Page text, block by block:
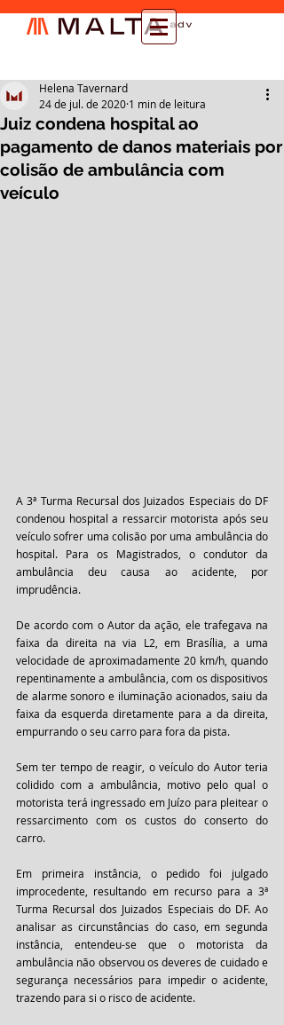
Juiz condena hospital ao
pagamento de danos materiais por
colisão de ambulância com
veículo
Helena Tavernard
24 de jul. de 2020 1 min de leitura
A 3ª Turma Recursal dos Juizados Especiais do DF
condenou hospital a ressarcir motorista após seu
veículo sofrer uma colisão por uma ambulância do
hospital. Para os Magistrados, o condutor da
ambulância deu causa ao acidente, por
imprudência.
De acordo com o Autor da ação, ele trafegava na
faixa da direita na via L2, em Brasília, a uma
velocidade de aproximadamente 20 km/h, quando
repentinamente a ambulância, com os dispositivos
de alarme sonoro e iluminação acionados, saiu da
faixa da esquerda diretamente para a da direita,
empurrando o seu carro para fora da pista.
Sem ter tempo de reagir, o veículo do Autor teria
colidido com a ambulância, motivo pelo qual o
motorista terá ingressado em Juízo para pleitear o
ressarcimento com os custos do conserto do
carro.
Em primeira instância, o pedido foi julgado
improcedente, resultando em recurso para a 3ª
Turma Recursal dos Juizados Especiais do DF. Ao
analisar as circunstâncias do caso, em segunda
instância, entendeu-se que o motorista da
ambulância não observou os deveres de cuidado e
segurança necessários para impedir o acidente,
trazendo para si o risco de acidente.